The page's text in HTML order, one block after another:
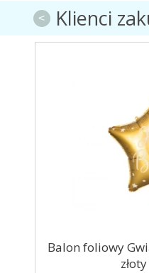
Klienci
Balon foliowy
<